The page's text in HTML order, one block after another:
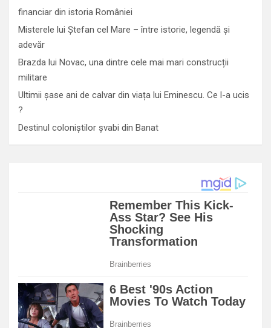
financiar din istoria României
Misterele lui Ștefan cel Mare – între istorie, legendă și
adevăr
Brazda lui Novac, una dintre cele mai mari construcții
militare
Ultimii șase ani de calvar din viața lui Eminescu. Ce l-a ucis
?
Destinul coloniștilor șvabi din Banat